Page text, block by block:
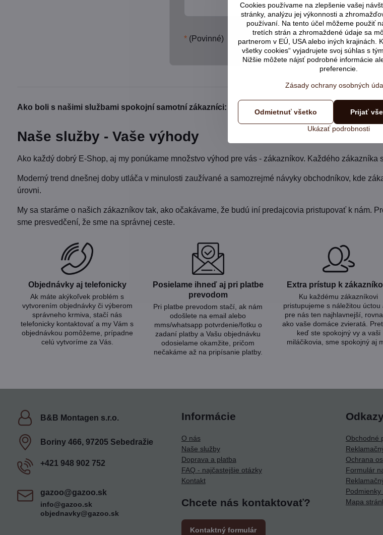
* (Povinné)
Ako boli s našimi službami spokojní samotní zákazníci:
Naše služby - Vaše výhody
Ako každý dobrý E-Shop, aj my ponúkame množstvo výhod pre vás - zákazníkov. Každého
Moderný trend dnešnej doby utláča v minulosti zaužívané a samozrejmé návyky obchodníkov, kde
úrovni.
My sa staráme o našich zákazníkov tak, ako očakávame, že budú iní predajcovia pristupovať k nám.
sme presvedčení, že sme na správnej ceste.
Objednávky aj telefonicky
Ak máte akýkoľvek problém s
vytvorením objednávky či výberom
správneho krmiva, stačí nás
telefonicky kontaktovať a my Vám s
objednávkou pomôžeme, prípadne
celú vytvoríme za Vás.
Posielame ihneď aj pri platbe
prevodom
Pri platbe prevodom stačí, ak nám
odošlete na email alebo
mms/whatsapp potvrdenie/fotku o
zadaní platby a Vašu objednávku
odosielame okamžite, pričom
nečakáme až na pripísanie platby.
Extra prístup k
Ku každému zákazníkovi
pristupujeme s náležitou úctou
pre nás ten najhlavnejší,
ako vaše domáce zvieratá.
keď ste spokojný vy a vaši
miláčikovia, sme spokojný aj
B&B Montagen s​.r​.o​.
Boriny 466, 97205 Sebedražie
+421 948 902 752
gazoo​@gazoo​.sk
info@gazoo.sk
objednavky@gazoo.sk
Informácie
O nás
Naše služby
Doprava a platba
FAQ - najčastejšie otázky
Kontakt
Chcete nás kontaktovať?
Kontaktný formulár
Obchodné
Ochrana
Formulár
Mapa
Cookies používame na zlepšenie vašej
stránky, analýzu jej výkonnosti a
používaní. Na tento účel môžeme použiť
tretích strán a zhromaždené údaje sa
partnerom v EÚ, USA alebo iných krajinách.
všetky cookies“ vyjadrujete svoj súhlas s
Nižšie môžete nájsť podrobné informácie
preferencie.
Zásady ochrany osobných
Ukázať podrobnosti
Prijať
Odmietnuť všetko